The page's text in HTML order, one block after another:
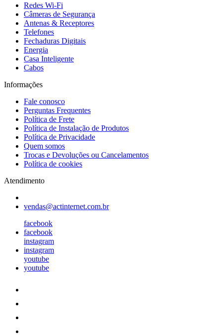
Redes Wi-Fi
Câmeras de Segurança
Antenas & Receptores
Telefones
Fechaduras Digitais
Energia
Casa Inteligente
Cabos
Informações
Fale conosco
Perguntas Frequentes
Política de Frete
Política de Instalação de Produtos
Política de Privacidade
Quem somos
Trocas e Devoluções ou Cancelamentos
Política de cookies
Atendimento
vendas@actinternet.com.br
facebook
facebook
instagram
instagram
youtube
youtube